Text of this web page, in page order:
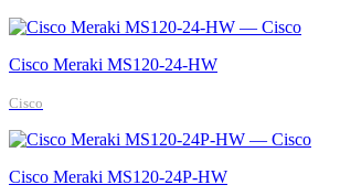
Cisco Meraki MS120-24-HW
Cisco
Cisco Meraki MS120-24P-HW